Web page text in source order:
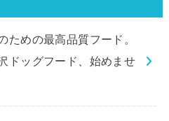
ための最高品質フード。
ドッグフード、始めませ